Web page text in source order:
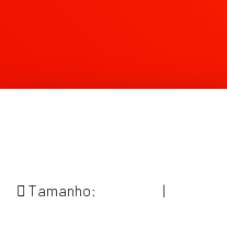
Tamanho: |